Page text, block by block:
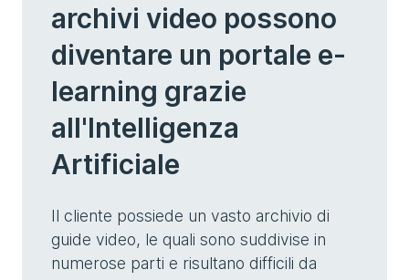
archivi video possono
diventare un portale e-
learning grazie
all'Intelligenza
Artificiale
Il cliente possiede un vasto archivio di
guide video, le quali sono suddivise in
numerose parti e risultano difficili da